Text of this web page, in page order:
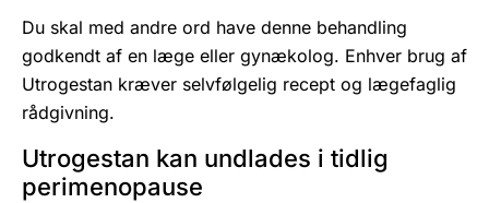
Du skal med andre ord have denne behandling
godkendt af en læge eller gynækolog. Enhver brug af
Utrogestan kræver selvfølgelig recept og lægefaglig
rådgivning.
Utrogestan kan undlades i tidlig
perimenopause